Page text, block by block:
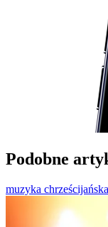
Podobne
muzyka chrześcijańska